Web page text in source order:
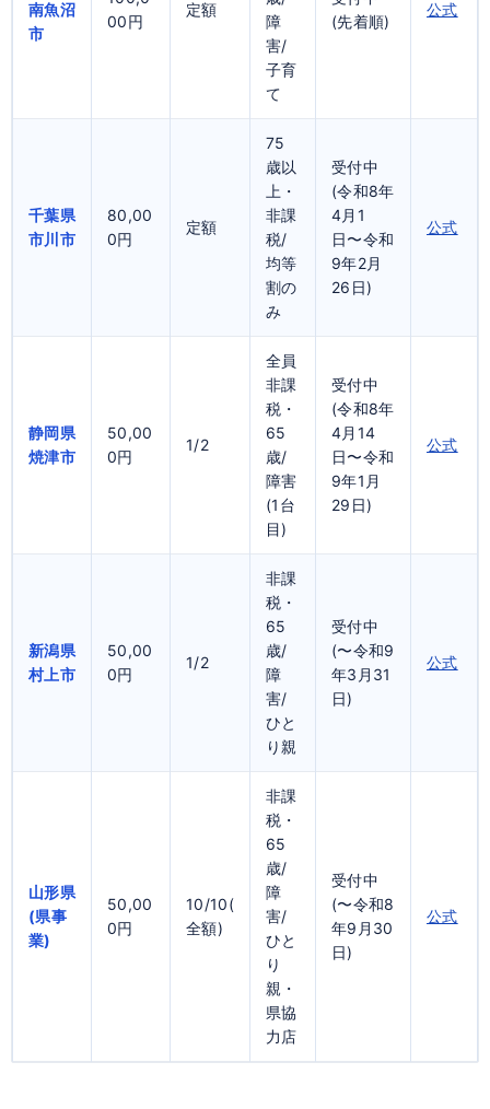
南魚沼
市
00円
定額
障
害/
子育
て
(先着順)
公式
千葉県
市川市
80,00
0円
定額
75
歳以
上・
非課
税/
均等
割の
み
受付中
(令和8年
4月1
日〜令和
9年2月
26日)
公式
静岡県
焼津市
50,00
0円
1/2
全員
非課
税・
65
歳/
障害
(1台
目)
受付中
(令和8年
4月14
日〜令和
9年1月
29日)
公式
新潟県
村上市
50,00
0円
1/2
非課
税・
65
歳/
障
害/
ひと
り親
受付中
(〜令和9
年3月31
日)
公式
山形県
(県事
業)
50,00
0円
10/10(
全額)
非課
税・
65
歳/
障
害/
ひと
り
親・
県協
力店
受付中
(〜令和8
年9月30
日)
公式